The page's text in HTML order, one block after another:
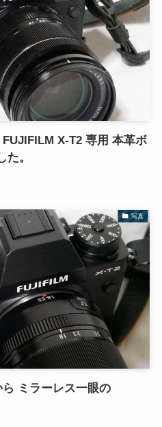
X-T2 専用 本革ボ
。
写真
ら ミラーレス一眼の